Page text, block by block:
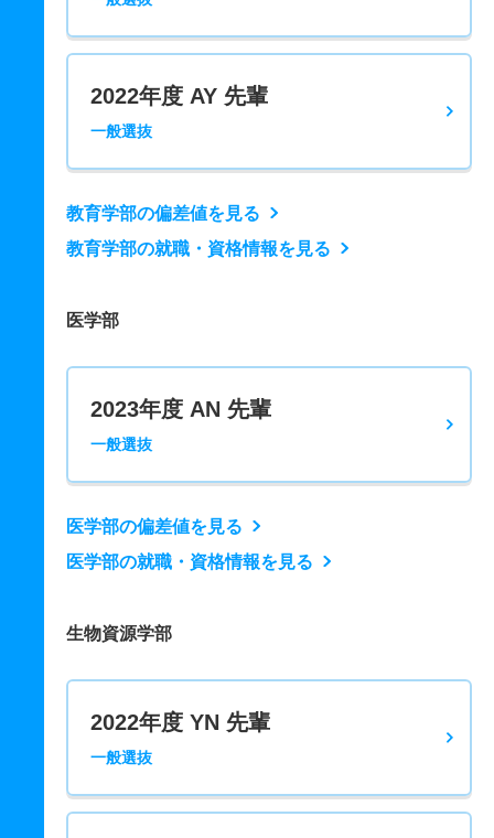
2022年度 AY 先輩
一般選抜
教育学部の偏差値を見る
教育学部の就職・資格情報を見る
医学部
2023年度 AN 先輩
一般選抜
医学部の偏差値を見る
医学部の就職・資格情報を見る
生物資源学部
2022年度 YN 先輩
一般選抜